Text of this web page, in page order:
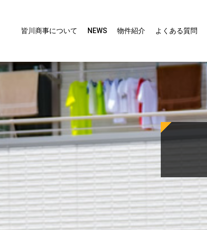
皆川商事について NEWS 物件紹介 よくある質問